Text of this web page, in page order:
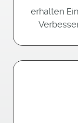
erhalten